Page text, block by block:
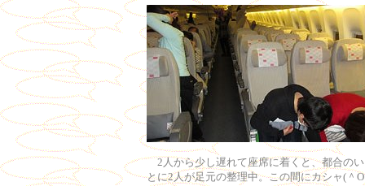
2人から少し遅れて座席に着くと、都合の
とに2人が足元の整理中。この間にカシャ(＾